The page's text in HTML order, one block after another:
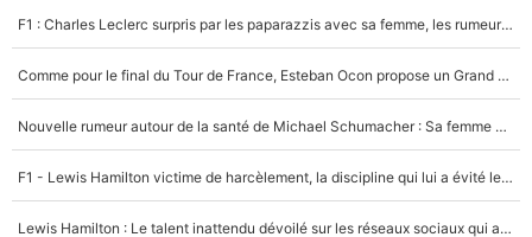
F1 : Charles Leclerc surpris par les paparazzis avec sa femme, les rumeurs étaient vraies !
Comme pour le final du Tour de France, Esteban Ocon propose un Grand Prix de Formule 1 à Paris : «Autour de l’Arc de Triomphe, ce serait génial» !
Nouvelle rumeur autour de la santé de Michael Schumacher : Sa femme Corinna sort du silence
F1 - Lewis Hamilton victime de harcèlement, la discipline qui lui a évité le pire : «J'aurais probablement mal tourné»
Lewis Hamilton : Le talent inattendu dévoilé sur les réseaux sociaux qui a impressionné Kim Kardashian pendant leurs vacances en amoureux !